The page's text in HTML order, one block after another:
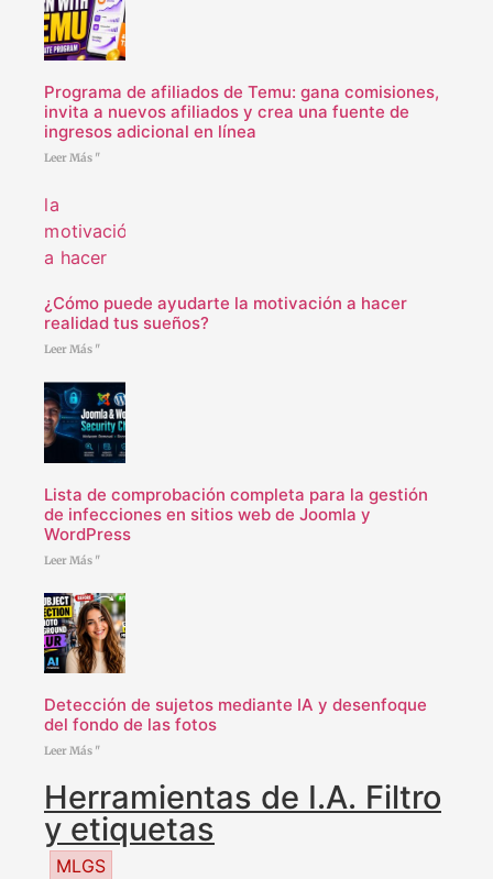
Programa de afiliados de Temu: gana comisiones,
invita a nuevos afiliados y crea una fuente de
ingresos adicional en línea
Leer Más "
¿Cómo puede ayudarte la motivación a hacer
realidad tus sueños?
Leer Más "
Lista de comprobación completa para la gestión
de infecciones en sitios web de Joomla y
WordPress
Leer Más "
Detección de sujetos mediante IA y desenfoque
del fondo de las fotos
Leer Más "
Herramientas de I.A. Filtro
y etiquetas
MLGS